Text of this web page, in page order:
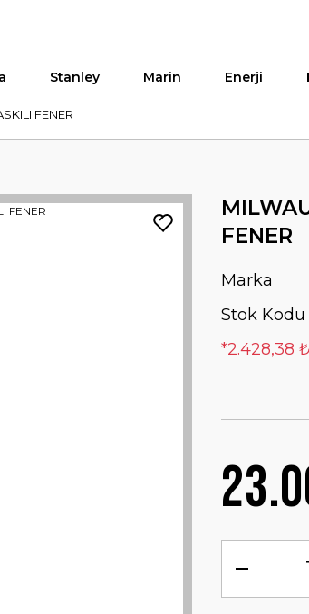
Stanley Marin Enerji
FENER
FENER
Marka
Stok Kodu
*2.428,38